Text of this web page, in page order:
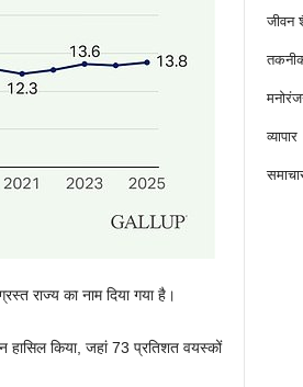
राज्य का नाम दिया गया है।
हासिल किया, जहां 73 प्रतिशत वयस्कों
जीवन
व्यापार